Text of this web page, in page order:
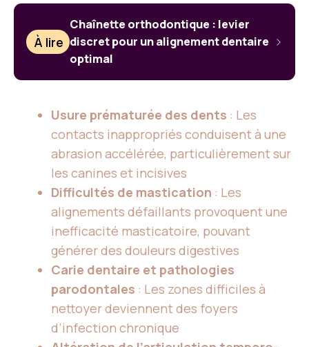
À lire
Chaînette orthodontique : levier
discret pour un alignement dentaire
optimal
Usure prématurée des dents : Les
contacts inappropriés conduisent à une
abrasion accélérée, particulièrement sur
les canines et incisives
Difficultés de mastication : Les
alignements défaillants provoquent une
inefficacité masticatoire, pouvant
générer des douleurs digestives
Carie dentaire et pathologies
parodontales : Les zones difficiles à
nettoyer deviennent des foyers
d’infection chronique